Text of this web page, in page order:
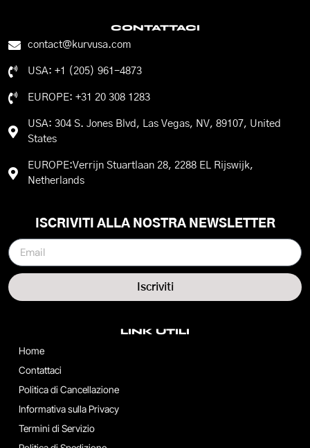
CONTATTACI
contact@kurvusa.com
USA: +1 (205) 961-4873
EUROPE: +31 20 308 1283
USA: 304 S. Jones Blvd, Las Vegas, NV, 89107, United
States
EUROPE:Verrijn Stuartlaan 28, 2288 EL Rijswijk,
Netherlands
LINK UTILI
Home
Contattaci
Politica di Cancellazione
Informativa sulla Privacy
Termini di Servizio
ISCRIVITI ALLA NOSTRA NEWSLETTER
Iscriviti